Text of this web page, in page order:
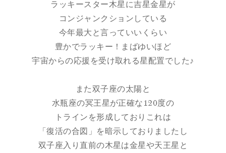
ラッキースター木星に吉星金星が
コンジャンクションしている
今年最大と言っていいくらい
豊かでラッキー！まばゆいほど
宇宙からの応援を受け取れる星配置でした♪
また双子座の太陽と
水瓶座の冥王星が正確な120度の
トラインを形成しておりこれは
「復活の合図」を暗示しておりましたし
双子座入り直前の木星は金星や天王星と